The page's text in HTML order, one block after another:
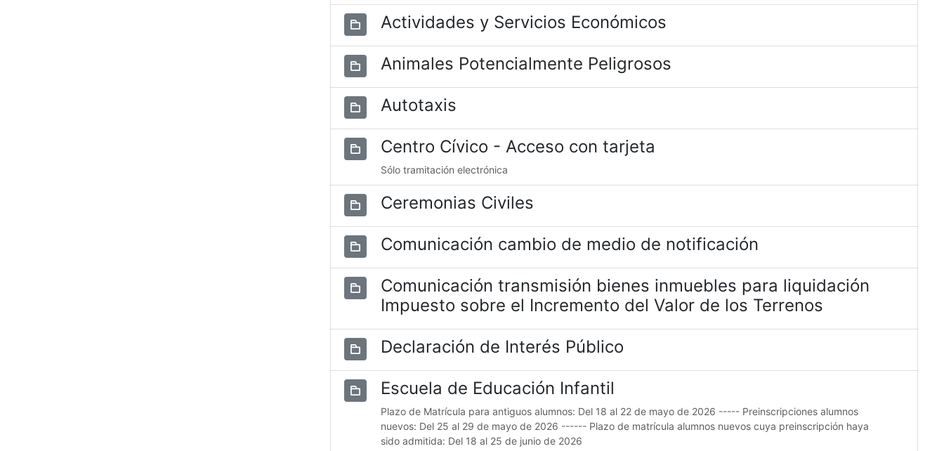
Actividades y Servicios Económicos
Animales Potencialmente Peligrosos
Autotaxis
Centro Cívico - Acceso con tarjeta
Sólo tramitación electrónica
Ceremonias Civiles
Comunicación cambio de medio de notificación
Comunicación transmisión bienes inmuebles para liquidación
Impuesto sobre el Incremento del Valor de los Terrenos
Declaración de Interés Público
Escuela de Educación Infantil
Plazo de Matrícula para antiguos alumnos: Del 18 al 22 de mayo de 2026 ----- Preinscripciones alumnos
nuevos: Del 25 al 29 de mayo de 2026 ------ Plazo de matrícula alumnos nuevos cuya preinscripción haya
sido admitida: Del 18 al 25 de junio de 2026